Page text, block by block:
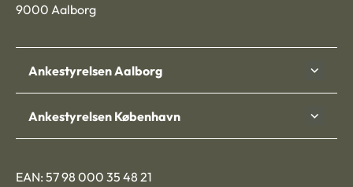
9000 Aalborg
Ankestyrelsen Aalborg
Ankestyrelsen København
EAN: 57 98 000 35 48 21